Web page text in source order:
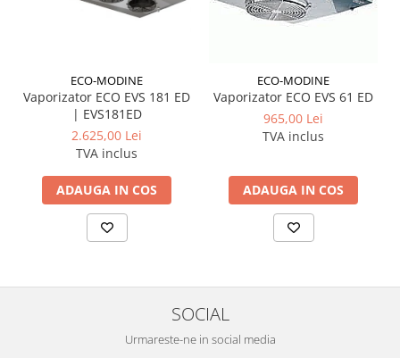
ECO-MODINE
Vaporizator ECO EVS 181 ED
| EVS181ED
2.625,00 Lei
TVA inclus
ADAUGA IN COS
ECO-MODINE
Vaporizator ECO EVS 61 ED
965,00 Lei
TVA inclus
ADAUGA IN COS
SOCIAL
Urmareste-ne in social media